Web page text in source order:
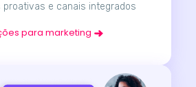
proativas e canais integrados
para marketing